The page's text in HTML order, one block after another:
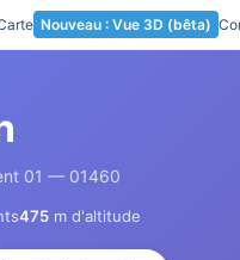
Nouveau : Vue 3D (bêta)
01 — 01460
475 m d'altitude